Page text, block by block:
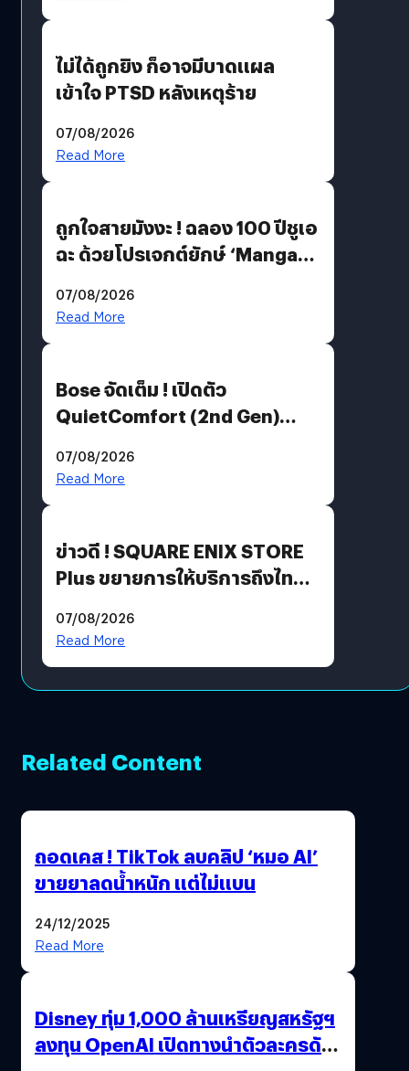
ไม่ได้ถูกยิง ก็อาจมีบาดแผล
เข้าใจ PTSD หลังเหตุร้าย
07/08/2026
Read More
ถูกใจสายมังงะ ! ฉลอง 100 ปีชูเอ
ฉะ ด้วยโปรเจกต์ยักษ์ ‘Manga
มีภาษาไทยด้วย
07/08/2026
Read More
Bose จัดเต็ม ! เปิดตัว
QuietComfort (2nd Gen)
07/08/2026
Read More
ข่าวดี ! SQUARE ENIX STORE
Plus ขยายการให้บริการถึงไทย
โดยตรง
07/08/2026
Read More
Related Content
ถอดเคส ! TikTok ลบคลิป ‘หมอ AI’
ขายยาลดน้ำหนัก แต่ไม่แบน
24/12/2025
Read More
Disney ทุ่ม 1,000 ล้านเหรียญสหรัฐฯ
ลงทุน OpenAI เปิดทางนำตัวละครดัง